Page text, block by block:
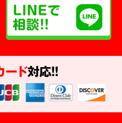
ード対応!!